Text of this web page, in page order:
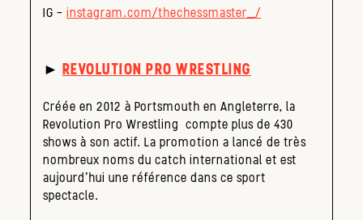
IG – instagram.com/thechessmaster_/
► REVOLUTION PRO WRESTLING
Créée en 2012 à Portsmouth en Angleterre, la
Revolution Pro Wrestling compte plus de 430
shows à son actif. La promotion a lancé de très
nombreux noms du catch international et est
aujourd’hui une référence dans ce sport
spectacle.